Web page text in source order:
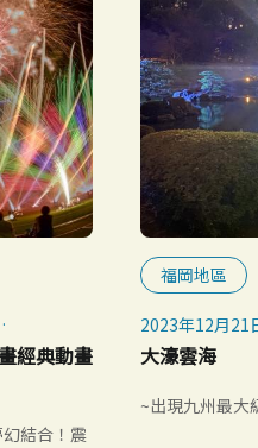
中止
經典動畫
結合！震
福岡地區
2023年12月21
四）
日）
大濠雲海
~出現九州最大